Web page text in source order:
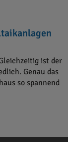
ist der
Genau das
so spannend